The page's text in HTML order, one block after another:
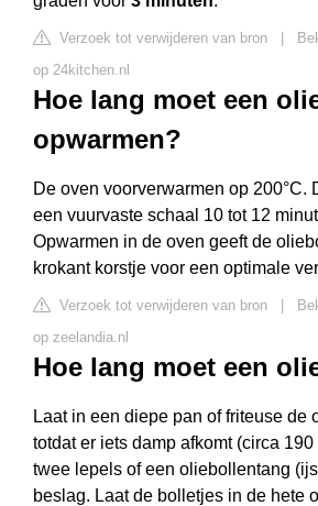
Verzoek tot verwijderen van bron
op 24kitchen.nl
Hoe lang moet een
opwarmen?
De oven voorverwarmen op 200°C.
een vuurvaste schaal 10 tot 12
Opwarmen in de oven geeft de
krokant korstje voor een optimale
Verzoek tot verwijderen van bron
op zeelandia.nl
Hoe lang moet een
Laat in een diepe pan of friteuse de
totdat er iets damp afkomt (circa 190
twee lepels of een oliebollentang
beslag. Laat de bolletjes in de hete